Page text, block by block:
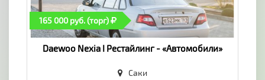
165 000 руб. (торг)
Daewoo Nexia I Рестайлинг - «Автомобили»
Саки